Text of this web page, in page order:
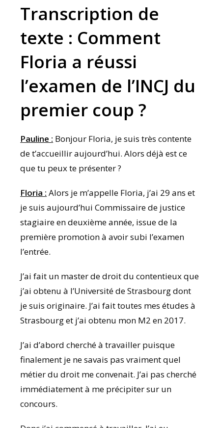
Transcription de
texte : Comment
Floria a réussi
l’examen de l’INCJ du
premier coup ?
Pauline : Bonjour Floria, je suis très contente
de t’accueillir aujourd’hui. Alors déjà est ce
que tu peux te présenter ?
Floria : Alors je m’appelle Floria, j’ai 29 ans et
je suis aujourd’hui Commissaire de justice
stagiaire en deuxième année, issue de la
première promotion à avoir subi l’examen
l’entrée.
J’ai fait un master de droit du contentieux que
j’ai obtenu à l’Université de Strasbourg dont
je suis originaire. J’ai fait toutes mes études à
Strasbourg et j’ai obtenu mon M2 en 2017.
J’ai d’abord cherché à travailler puisque
finalement je ne savais pas vraiment quel
métier du droit me convenait. J’ai pas cherché
immédiatement à me précipiter sur un
concours.